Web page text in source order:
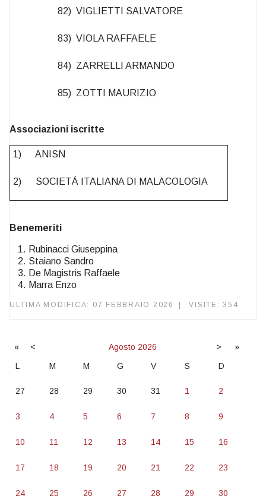
82) VIGLIETTI SALVATORE
83) VIOLA RAFFAELE
84) ZARRELLI ARMANDO
85) ZOTTI MAURIZIO
Associazioni iscritte
1) ANISN
2) SOCIETÁ ITALIANA DI MALACOLOGIA
Benemeriti
Rubinacci Giuseppina
Staiano Sandro
De Magistris Raffaele
Marra Enzo
ULTIMA MODIFICA: 07 FEBBRAIO 2026 VISITE: 354
« < Agosto 2026 >
»
L
M M G V S D
27 28 29 30 31 1 2
3 4 5 6 7 8 9
10 11 12 13 14 15 16
17 18 19 20 21 22 23
24 25 26 27 28 29 30